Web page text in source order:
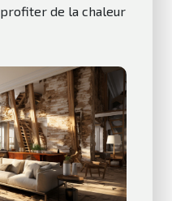
de la chaleur